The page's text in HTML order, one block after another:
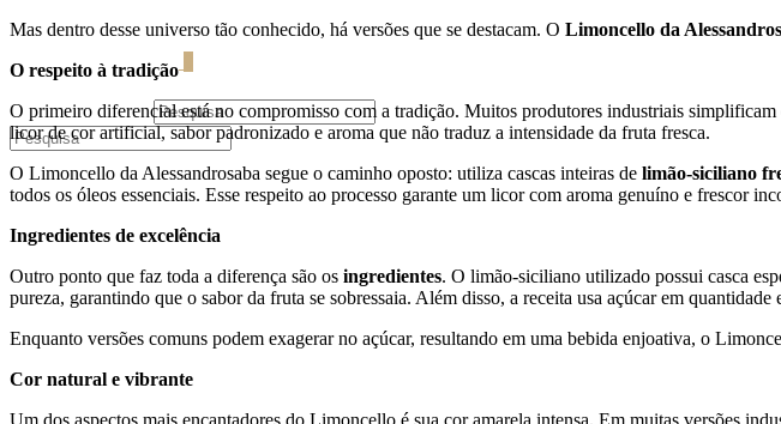
Mas dentro desse universo tão conhecido, há versões que se destacam. O Limoncello da
O respeito à tradição
O primeiro diferencial está no compromisso com a tradição. Muitos produtores industriais
licor de cor artificial, sabor padronizado e aroma que não traduz a intensidade da fruta fresca.
O Limoncello da Alessandrosaba segue o caminho oposto: utiliza cascas inteiras de limão-siciliano
todos os óleos essenciais. Esse respeito ao processo garante um licor com aroma genuíno e frescor
Ingredientes de excelência
Outro ponto que faz toda a diferença são os ingredientes. O limão-siciliano utilizado possui casca
pureza, garantindo que o sabor da fruta se sobressaia. Além disso, a receita usa açúcar em
Enquanto versões comuns podem exagerar no açúcar, resultando em uma bebida enjoativa, o
Cor natural e vibrante
Um dos aspectos mais encantadores do Limoncello é sua cor amarela intensa. Em muitas versões